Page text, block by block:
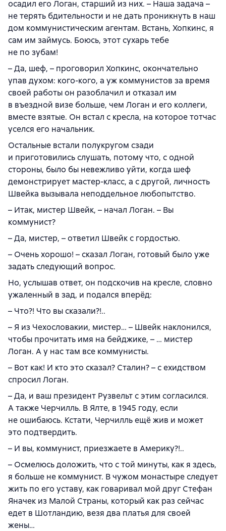
осадил его Логан, старший из них. – Наша задача –
не терять бдительности и не дать проникнуть в наш
дом коммунистическим агентам. Встань, Хопкинс, я
сам им займусь. Боюсь, этот сухарь тебе
не по зубам!
– Да, шеф, – проговорил Хопкинс, окончательно
упав духом: кого-кого, а уж коммунистов за время
своей работы он разоблачил и отказал им
в въездной визе больше, чем Логан и его коллеги,
вместе взятые. Он встал с кресла, на которое тотчас
уселся его начальник.
Остальные встали полукругом сзади
и приготовились слушать, потому что, с одной
стороны, было бы невежливо уйти, когда шеф
демонстрирует мастер-класс, а с другой, личность
Швейка вызывала неподдельное любопытство.
– Итак, мистер Швейк, – начал Логан. – Вы
коммунист?
– Да, мистер, – ответил Швейк с гордостью.
– Очень хорошо! – сказал Логан, готовый было уже
задать следующий вопрос.
Но, услышав ответ, он подскочив на кресле, словно
ужаленный в зад, и подался вперёд:
– Что?! Что вы сказали?!..
– Я из Чехословакии, мистер… – Швейк наклонился,
чтобы прочитать имя на бейджике, – … мистер
Логан. А у нас там все коммунисты.
– Вот как! И кто это сказал? Сталин? – с ехидством
спросил Логан.
– Да, и ваш президент Рузвельт с этим согласился.
А также Черчилль. В Ялте, в 1945 году, если
не ошибаюсь. Кстати, Черчилль ещё жив и может
это подтвердить.
– И вы, коммунист, приезжаете в Америку?!..
– Осмелюсь доложить, что с той минуты, как я здесь,
я больше не коммунист. В чужом монастыре следует
жить по его уставу, как говаривал мой друг Стефан
Яначек из Малой Страны, который как раз сейчас
едет в Шотландию, везя два платья для своей
жены…